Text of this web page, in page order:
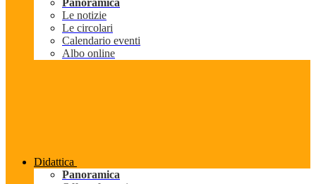
Panoramica
Le notizie
Le circolari
Calendario eventi
Albo online
Didattica
Panoramica